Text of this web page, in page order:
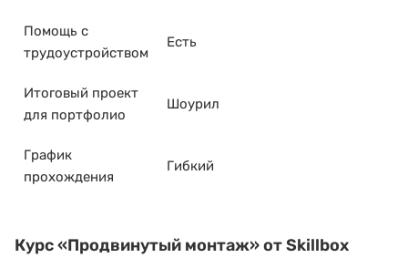
Помощь с
трудоустройством
Есть
Итоговый проект
для портфолио
Шоурил
График
прохождения
Гибкий
Курс«Продвинутый монтаж»от Skillbox